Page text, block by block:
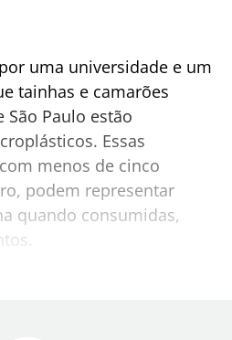
uma universidade e um
tainhas e camarões
Paulo estão
Essas
menos de cinco
podem representar
quando consumidas,